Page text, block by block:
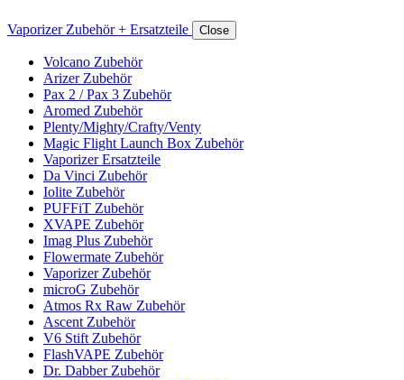
Vaporizer Zubehör + Ersatzteile Close
Volcano Zubehör
Arizer Zubehör
Pax 2 / Pax 3 Zubehör
Aromed Zubehör
Plenty/Mighty/Crafty/Venty
Magic Flight Launch Box Zubehör
Vaporizer Ersatzteile
Da Vinci Zubehör
Iolite Zubehör
PUFFiT Zubehör
XVAPE Zubehör
Imag Plus Zubehör
Flowermate Zubehör
Vaporizer Zubehör
microG Zubehör
Atmos Rx Raw Zubehör
Ascent Zubehör
V6 Stift Zubehör
FlashVAPE Zubehör
Dr. Dabber Zubehör